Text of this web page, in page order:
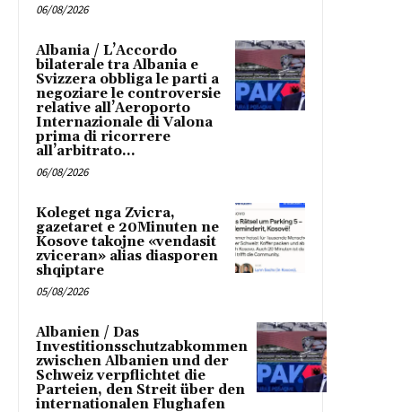
06/08/2026
Albania / L’Accordo
bilaterale tra Albania e
Svizzera obbliga le parti a
negoziare le controversie
relative all’Aeroporto
Internazionale di Valona
prima di ricorrere
all’arbitrato...
06/08/2026
Koleget nga Zvicra,
gazetaret e 20Minuten ne
Kosove takojne «vendasit
zviceran» alias diasporen
shqiptare
05/08/2026
Albanien / Das
Investitionsschutzabkommen
zwischen Albanien und der
Schweiz verpflichtet die
Parteien, den Streit über den
internationalen Flughafen